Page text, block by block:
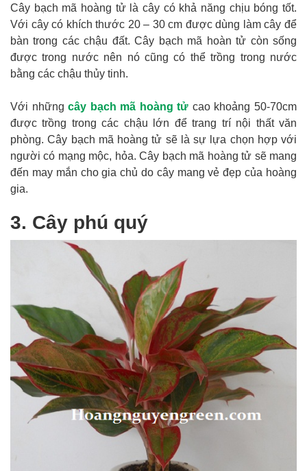
Cây bạch mã hoàng tử là cây có khả năng chịu bóng tốt.
Với cây có khích thước 20 – 30 cm được dùng làm cây để
bàn trong các chậu đất. Cây bạch mã hoàn tử còn sống
được trong nước nên nó cũng có thể trồng trong nước
bằng các chậu thủy tinh.
Với nhữngcây bạch mã hoàng tử cao khoảng 50-70cm
được trồng trong các chậu lớn để trang trí nội thất văn
phòng. Cây bạch mã hoàng tử sẽ là sự lựa chọn hợp với
người có mạng mộc, hỏa. Cây bạch mã hoàng tử sẽ mang
đến may mắn cho gia chủ do cây mang vẻ đẹp của hoàng
gia.
3. Cây phú quý